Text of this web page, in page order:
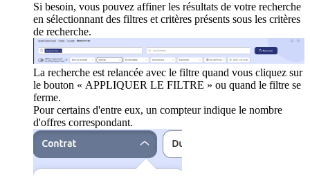
Si besoin, vous pouvez affiner les résultats de votre recherche
en sélectionnant des filtres et critères présents sous les critères
de recherche.
La recherche est relancée avec le filtre quand vous cliquez sur
le bouton « APPLIQUER LE FILTRE » ou quand le filtre se
ferme.
Pour certains d'entre eux, un compteur indique le nombre
d'offres correspondant.